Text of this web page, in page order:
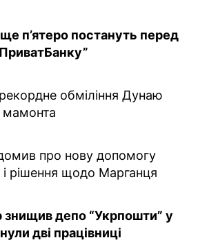
п’ятеро постануть перед
обміління Дунаю
про нову допомогу
рішення щодо Марганця
знищив депо “Укрпошти” у
дві працівниці